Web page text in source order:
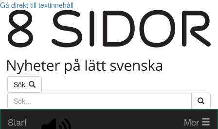
Gå direkt till textinnehåll
Sök
Söktext
Start
Mer